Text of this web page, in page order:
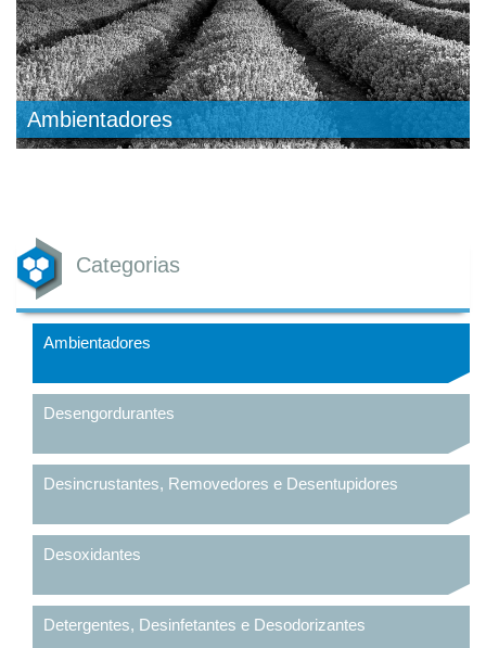
Ambientadores
Categorias
Ambientadores
Desengordurantes
Desincrustantes, Removedores e Desentupidores
Desoxidantes
Detergentes, Desinfetantes e Desodorizantes